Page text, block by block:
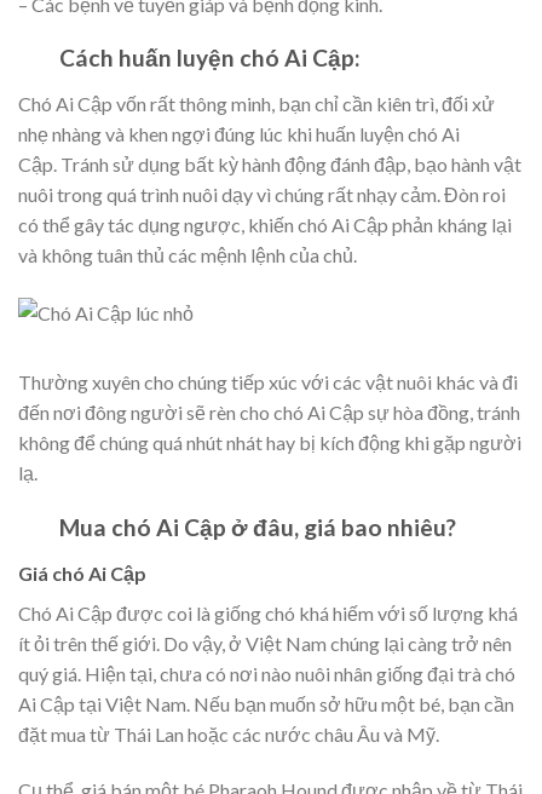
Cách huấn luyện chó Ai Cập:
Chó Ai Cập vốn rất thông minh, bạn chỉ cần kiên trì, đối xử
nhẹ nhàng và khen ngợi đúng lúc khi huấn luyện chó Ai
Cập. Tránh sử dụng bất kỳ hành động đánh đập, bạo hành vật
nuôi trong quá trình nuôi dạy vì chúng rất nhạy cảm. Đòn roi
có thể gây tác dụng ngược, khiến chó Ai Cập phản kháng lại
và không tuân thủ các mệnh lệnh của chủ.
Thường xuyên cho chúng tiếp xúc với các vật nuôi khác và đi
đến nơi đông người sẽ rèn cho chó Ai Cập sự hòa đồng, tránh
không để chúng quá nhút nhát hay bị kích động khi gặp người
lạ.
Mua chó Ai Cập ở đâu, giá bao nhiêu?
Giá chó Ai Cập
Chó Ai Cập được coi là giống chó khá hiếm với số lượng khá
ít ỏi trên thế giới. Do vậy, ở Việt Nam chúng lại càng trở nên
quý giá. Hiện tại, chưa có nơi nào nuôi nhân giống đại trà chó
Ai Cập tại Việt Nam. Nếu bạn muốn sở hữu một bé, bạn cần
đặt mua từ Thái Lan hoặc các nước châu Âu và Mỹ.
Cụ thể, giá bán một bé Pharaoh Hound được nhập về từ Thái